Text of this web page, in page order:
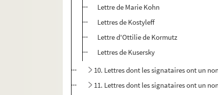
Lettre de Marie Kohn
Lettres de Kostyleff
Lettre d'Ottilie de Kormutz
Lettres de Kusersky
10. Lettres dont les signataires ont un
11. Lettres dont les signataires ont un